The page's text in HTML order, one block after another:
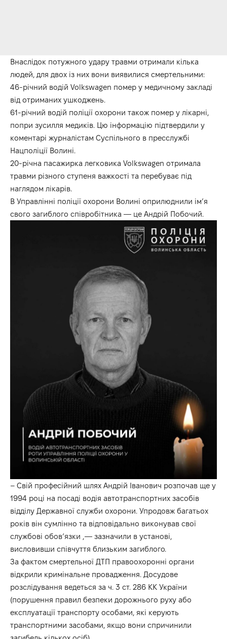
Внаслідок потужного удару травми отримали кілька
людей, для двох із них вони виявилися смертельними:
46-річний водій Volkswagen помер у медичному закладі
від отриманих ушкоджень.
61-річний водій поліції охорони також помер у лікарні,
попри зусилля медиків. Цю інформацію підтвердили у
коментарі журналістам Суспільного в пресслужбі
Нацполіції Волині.
20-річна пасажирка легковика Volkswagen отримала
травми різного ступеня важкості та перебуває під
наглядом лікарів.
В Управлінні поліції охорони Волині оприлюднили ім’я
свого загиблого співробітника — це Андрій Побочий.
– Свій професійний шлях Андрій Іванович розпочав ще у
1994 році на посаді водія автотранспортних засобів
відділу Державної служби охорони. Упродовж багатьох
років він сумлінно та відповідально виконував свої
службові обов’язки ,— зазначили в установі,
висловивши співчуття близьким загиблого.
За фактом смертельної ДТП правоохоронні органи
відкрили кримінальне провадження. Досудове
розслідування ведеться за ч. 3 ст. 286 КК України
(порушення правил безпеки дорожнього руху або
експлуатації транспорту особами, які керують
транспортними засобами, якщо вони спричинили